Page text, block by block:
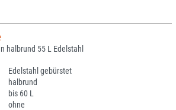
halbrund 55 L Edelstahl
Edelstahl gebürstet
halbrund
bis 60 L
ohne